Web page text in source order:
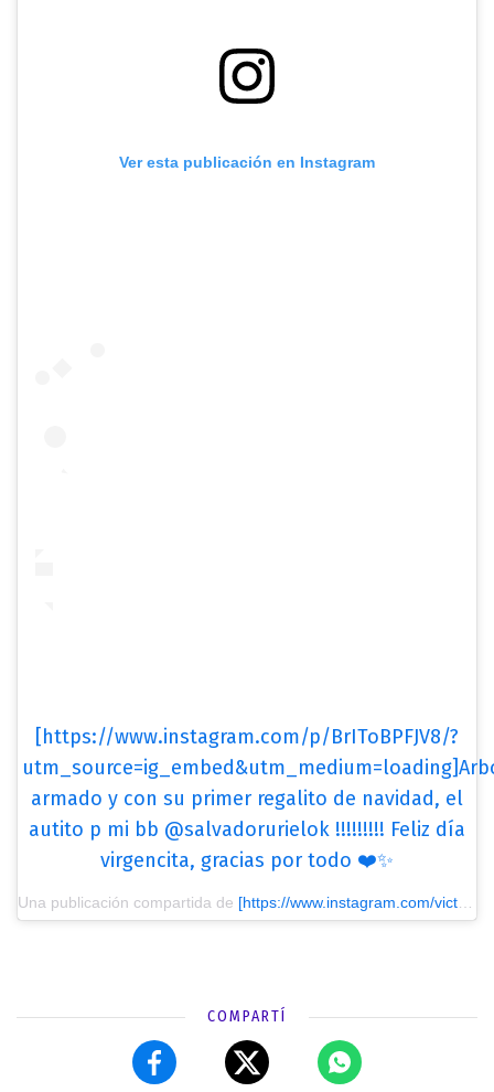
Ver esta publicación en Instagram
[https://www.instagram.com/p/BrIToBPFJV8/?
armado y con su primer regalito de navidad, el
autito p mi bb @salvadorurielok !!!!!!!!! Feliz día
virgencita, gracias por todo ❤️✨
Una publicación compartida de [https://www.instagram.com/victoriaxipolitakisok/?utm_source=ig_embed&utm_medium=loading] Victoria Jesus Xipolitakis
COMPARTÍ